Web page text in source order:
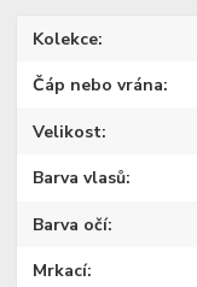
Kolekce
Čáp nebo vrána
Velikost
Barva vlasů
Barva očí
Mrkací